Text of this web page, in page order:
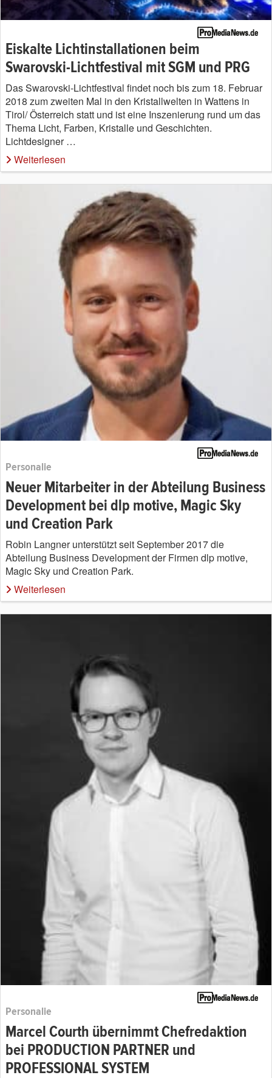
Eiskalte Lichtinstallationen beim
Swarovski-Lichtfestival mit SGM und PRG
Das Swarovski-Lichtfestival findet noch bis zum 18. Februar
2018 zum zweiten Mal in den Kristallwelten in Wattens in
Tirol/ Österreich statt und ist eine Inszenierung rund um das
Thema Licht, Farben, Kristalle und Geschichten.
Lichtdesigner …
Weiterlesen
Personalie
Neuer Mitarbeiter in der Abteilung Business
Development bei dlp motive, Magic Sky
und Creation Park
Robin Langner unterstützt seit September 2017 die
Abteilung Business Development der Firmen dlp motive,
Magic Sky und Creation Park.
Weiterlesen
Personalie
Marcel Courth übernimmt Chefredaktion
bei PRODUCTION PARTNER und
PROFESSIONAL SYSTEM